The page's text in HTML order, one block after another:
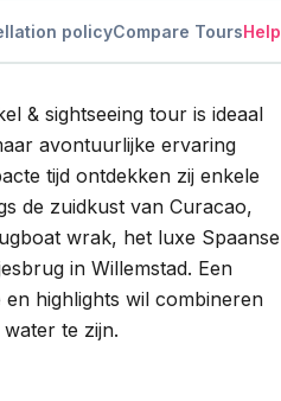
policyCompare ToursHelp
& sightseeing tour is ideaal
avontuurlijke ervaring
tijd ontdekken zij enkele
de zuidkust van Curacao,
wrak, het luxe Spaanse
in Willemstad. Een
highlights wil combineren
te zijn.